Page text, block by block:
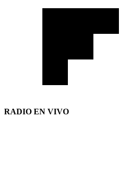
RADIO EN VIVO